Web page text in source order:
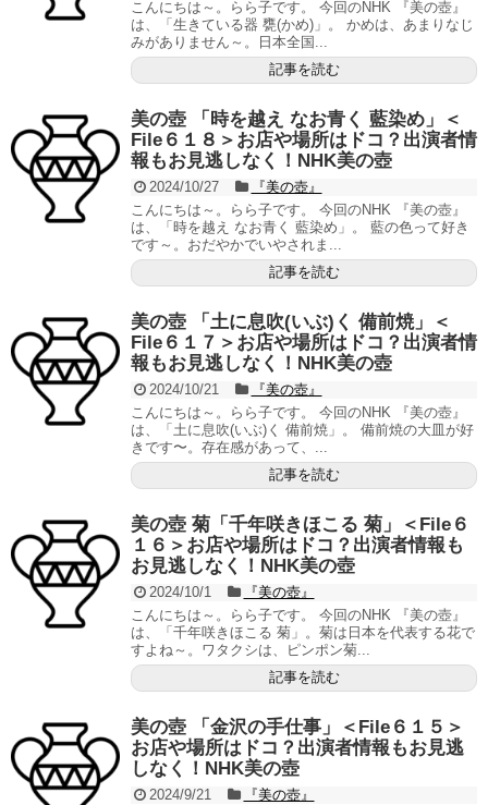
こんにちは～。らら子です。 今回のNHK 『美の壺』
は、「生きている器 甕(かめ)」。 かめは、あまりなじ
みがありません～。日本全国...
記事を読む
美の壺 「時を越え なお青く 藍染め」＜
File６１８＞お店や場所はドコ？出演者情
報もお見逃しなく！NHK美の壺
2024/10/27
『美の壺』
こんにちは～。らら子です。 今回のNHK 『美の壺』
は、「時を越え なお青く 藍染め」。 藍の色って好き
です～。おだやかでいやされま...
記事を読む
美の壺 「土に息吹(いぶ)く 備前焼」＜
File６１７＞お店や場所はドコ？出演者情
報もお見逃しなく！NHK美の壺
2024/10/21
『美の壺』
こんにちは～。らら子です。 今回のNHK 『美の壺』
は、「土に息吹(いぶ)く 備前焼」。 備前焼の大皿が好
きです〜。存在感があって、...
記事を読む
美の壺 菊「千年咲きほこる 菊」＜File６
１６＞お店や場所はドコ？出演者情報も
お見逃しなく！NHK美の壺
2024/10/1
『美の壺』
こんにちは～。らら子です。 今回のNHK 『美の壺』
は、「千年咲きほこる 菊」。菊は日本を代表する花で
すよね～。ワタクシは、ピンポン菊...
記事を読む
美の壺 「金沢の手仕事」＜File６１５＞
お店や場所はドコ？出演者情報もお見逃
しなく！NHK美の壺
2024/9/21
『美の壺』